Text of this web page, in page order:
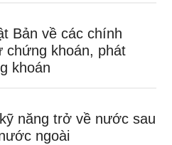
Bản về các chính
chứng khoán, phát
khoán
năng trở về nước sau
ngoài